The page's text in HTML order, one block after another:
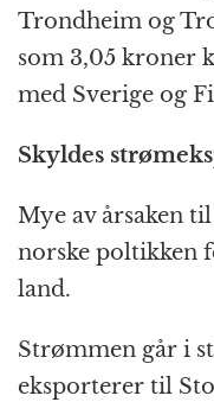
Trondheim og
som 3,05 kroner
med Sverige og
Skyldes
Mye av årsaken
norske poltikken
land.
Strømmen går i
eksporterer til